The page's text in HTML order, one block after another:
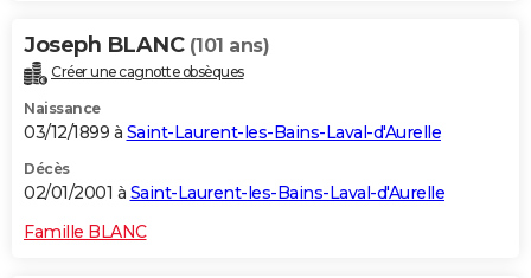
Joseph BLANC (101 ans)
Créer une cagnotte obsèques
Naissance
03/12/1899 à Saint-Laurent-les-Bains-Laval-d'Aurelle
Décès
02/01/2001 à Saint-Laurent-les-Bains-Laval-d'Aurelle
Famille BLANC